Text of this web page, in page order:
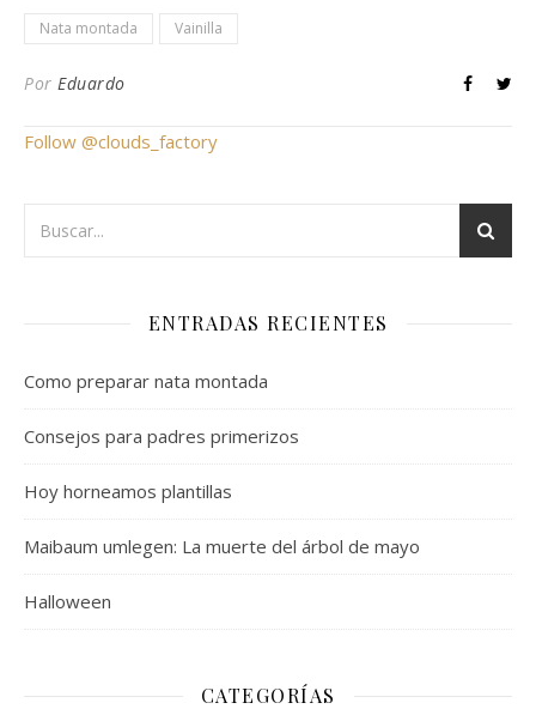
Nata montada Vainilla
Por Eduardo
Follow @clouds_factory
ENTRADAS RECIENTES
Como preparar nata montada
Consejos para padres primerizos
Hoy horneamos plantillas
Maibaum umlegen: La muerte del árbol de mayo
Halloween
CATEGORÍAS